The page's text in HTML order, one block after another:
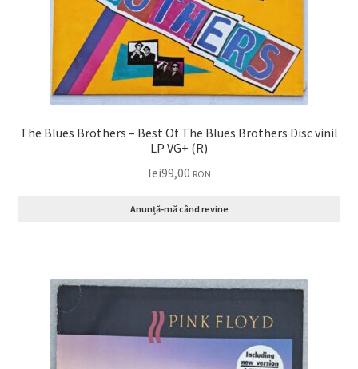
The Blues Brothers – Best Of The Blues Brothers Disc vinil
LP VG+ (R)
lei99,00 RON
Anunță-mă când revine